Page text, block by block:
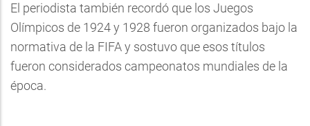
El periodista también recordó que los Juegos
Olímpicos de 1924 y 1928 fueron organizados bajo la
normativa de la FIFA y sostuvo que esos títulos
fueron considerados campeonatos mundiales de la
época.